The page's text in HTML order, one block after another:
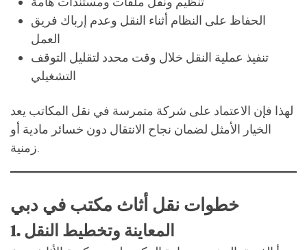
الحفاظ على النظام أثناء النقل وعدم إرباك فريق
العمل
تنفيذ عملية النقل خلال وقت محدد لتقليل التوقف
التشغيلي
لهذا فإن الاعتماد على شركة متمرسة في نقل المكاتب يعد
الخيار الأمثل لضمان نجاح الانتقال دون خسائر مادية أو
زمنية.
خطوات نقل أثاث مكتب في دبي
1. المعاينة وتخطيط النقل